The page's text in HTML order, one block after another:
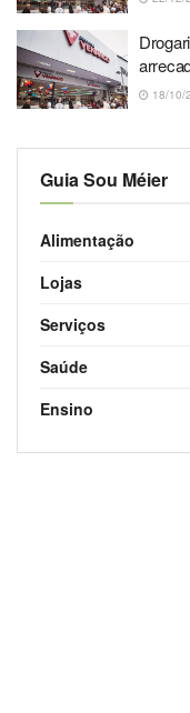
18/10/
Guia Sou Méier
Alimentação
Lojas
Serviços
Saúde
Ensino